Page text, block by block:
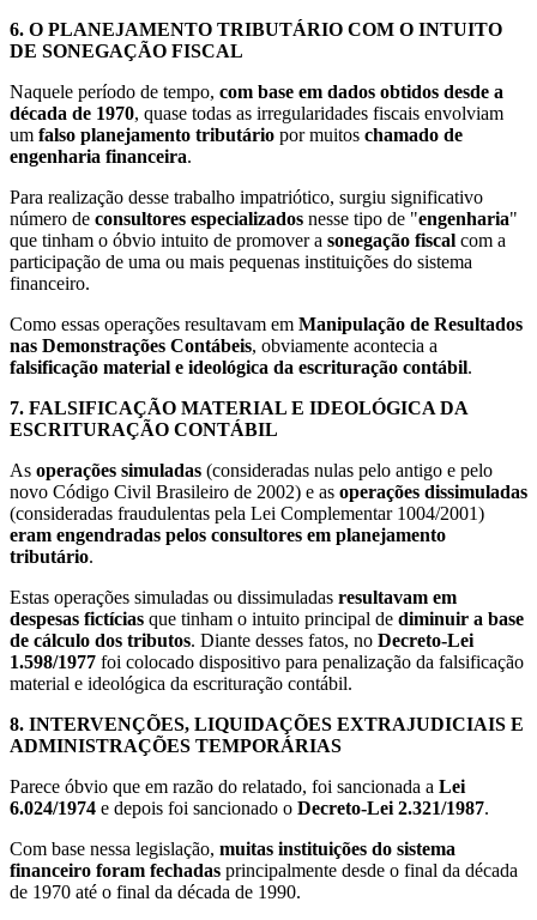
6. O PLANEJAMENTO TRIBUTÁRIO COM O INTUITO
DE SONEGAÇÃO FISCAL
Naquele período de tempo, com base em dados obtidos desde a
década de 1970, quase todas as irregularidades fiscais envolviam
um falso planejamento tributário por muitos chamado de
engenharia financeira.
Para realização desse trabalho impatriótico, surgiu significativo
número de consultores especializados nesse tipo de "engenharia"
que tinham o óbvio intuito de promover a sonegação fiscal com a
participação de uma ou mais pequenas instituições do sistema
financeiro.
Como essas operações resultavam em Manipulação de Resultados
nas Demonstrações Contábeis, obviamente acontecia a
falsificação material e ideológica da escrituração contábil.
7. FALSIFICAÇÃO MATERIAL E IDEOLÓGICA DA
ESCRITURAÇÃO CONTÁBIL
As operações simuladas (consideradas nulas pelo antigo e pelo
novo Código Civil Brasileiro de 2002) e as operações dissimuladas
(consideradas fraudulentas pela Lei Complementar 1004/2001)
eram engendradas pelos consultores em planejamento
tributário.
Estas operações simuladas ou dissimuladas resultavam em
despesas fictícias que tinham o intuito principal de diminuir a base
de cálculo dos tributos. Diante desses fatos, no Decreto-Lei
1.598/1977 foi colocado dispositivo para penalização da falsificação
material e ideológica da escrituração contábil.
8. INTERVENÇÕES, LIQUIDAÇÕES EXTRAJUDICIAIS E
ADMINISTRAÇÕES TEMPORÁRIAS
Parece óbvio que em razão do relatado, foi sancionada a Lei
6.024/1974 e depois foi sancionado o Decreto-Lei 2.321/1987.
Com base nessa legislação, muitas instituições do sistema
financeiro foram fechadas principalmente desde o final da década
de 1970 até o final da década de 1990.